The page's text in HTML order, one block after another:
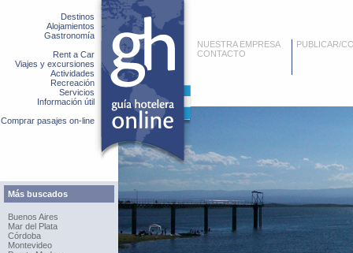
Destinos
Alojamientos
Gastronomía
Rent a Car
Viajes y excursiones
Actividades
Recreación
Servicios
Información útil
Comprar pasajes on-line
Más buscados
Buenos Aires
Mar del Plata
Córdoba
Montevideo
NUESTRA EMPRESA
CONTACTO
PUBLICAR/